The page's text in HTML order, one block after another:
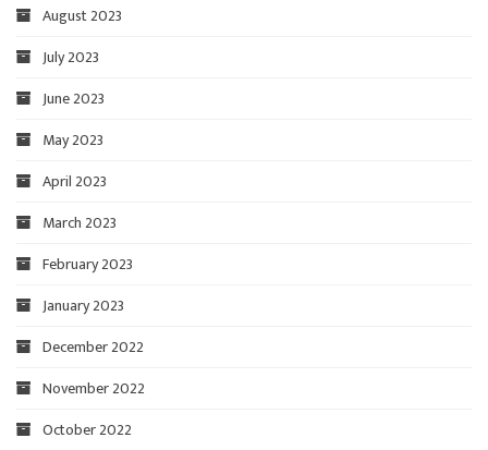
August 2023
July 2023
June 2023
May 2023
April 2023
March 2023
February 2023
January 2023
December 2022
November 2022
October 2022